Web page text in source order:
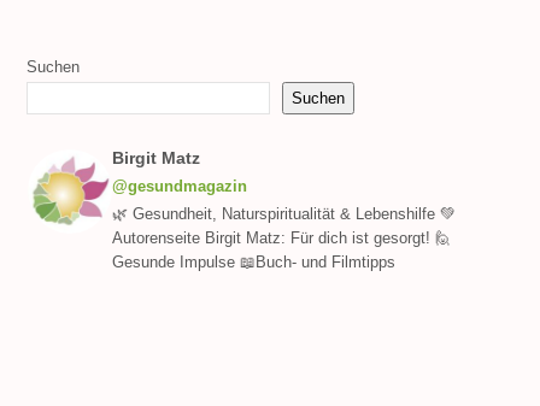
Suchen
Suchen
Birgit Matz
@gesundmagazin
🌿 Gesundheit, Naturspiritualität & Lebenshilfe 💚
Autorenseite Birgit Matz: Für dich ist gesorgt! 🙋
Gesunde Impulse 📖Buch- und Filmtipps